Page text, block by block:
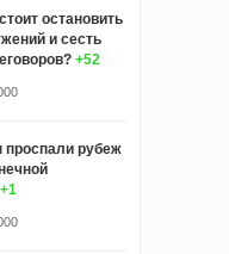
остановить
и сесть
+52
рубеж
+1